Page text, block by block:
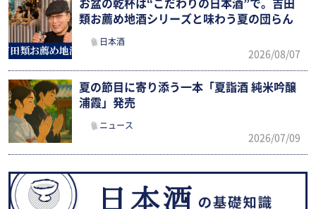
お盆の乾杯は“こだわりの日本酒”で。吉田
類お薦め地酒シリーズと味わう夏の団らん
日本酒
2026/08/07
夏の節目に寄り添う一本「夏詣酒 純米吟醸
浦霞」発売
ニュース
2026/07/09